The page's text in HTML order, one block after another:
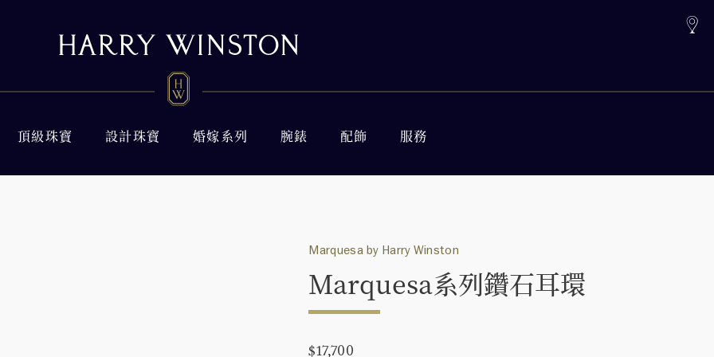
頂級珠寶 設計珠寶 婚嫁系列 腕錶 配飾 服務
Marquesa by Harry Winston
Marquesa系列鑽石耳環
$17,700